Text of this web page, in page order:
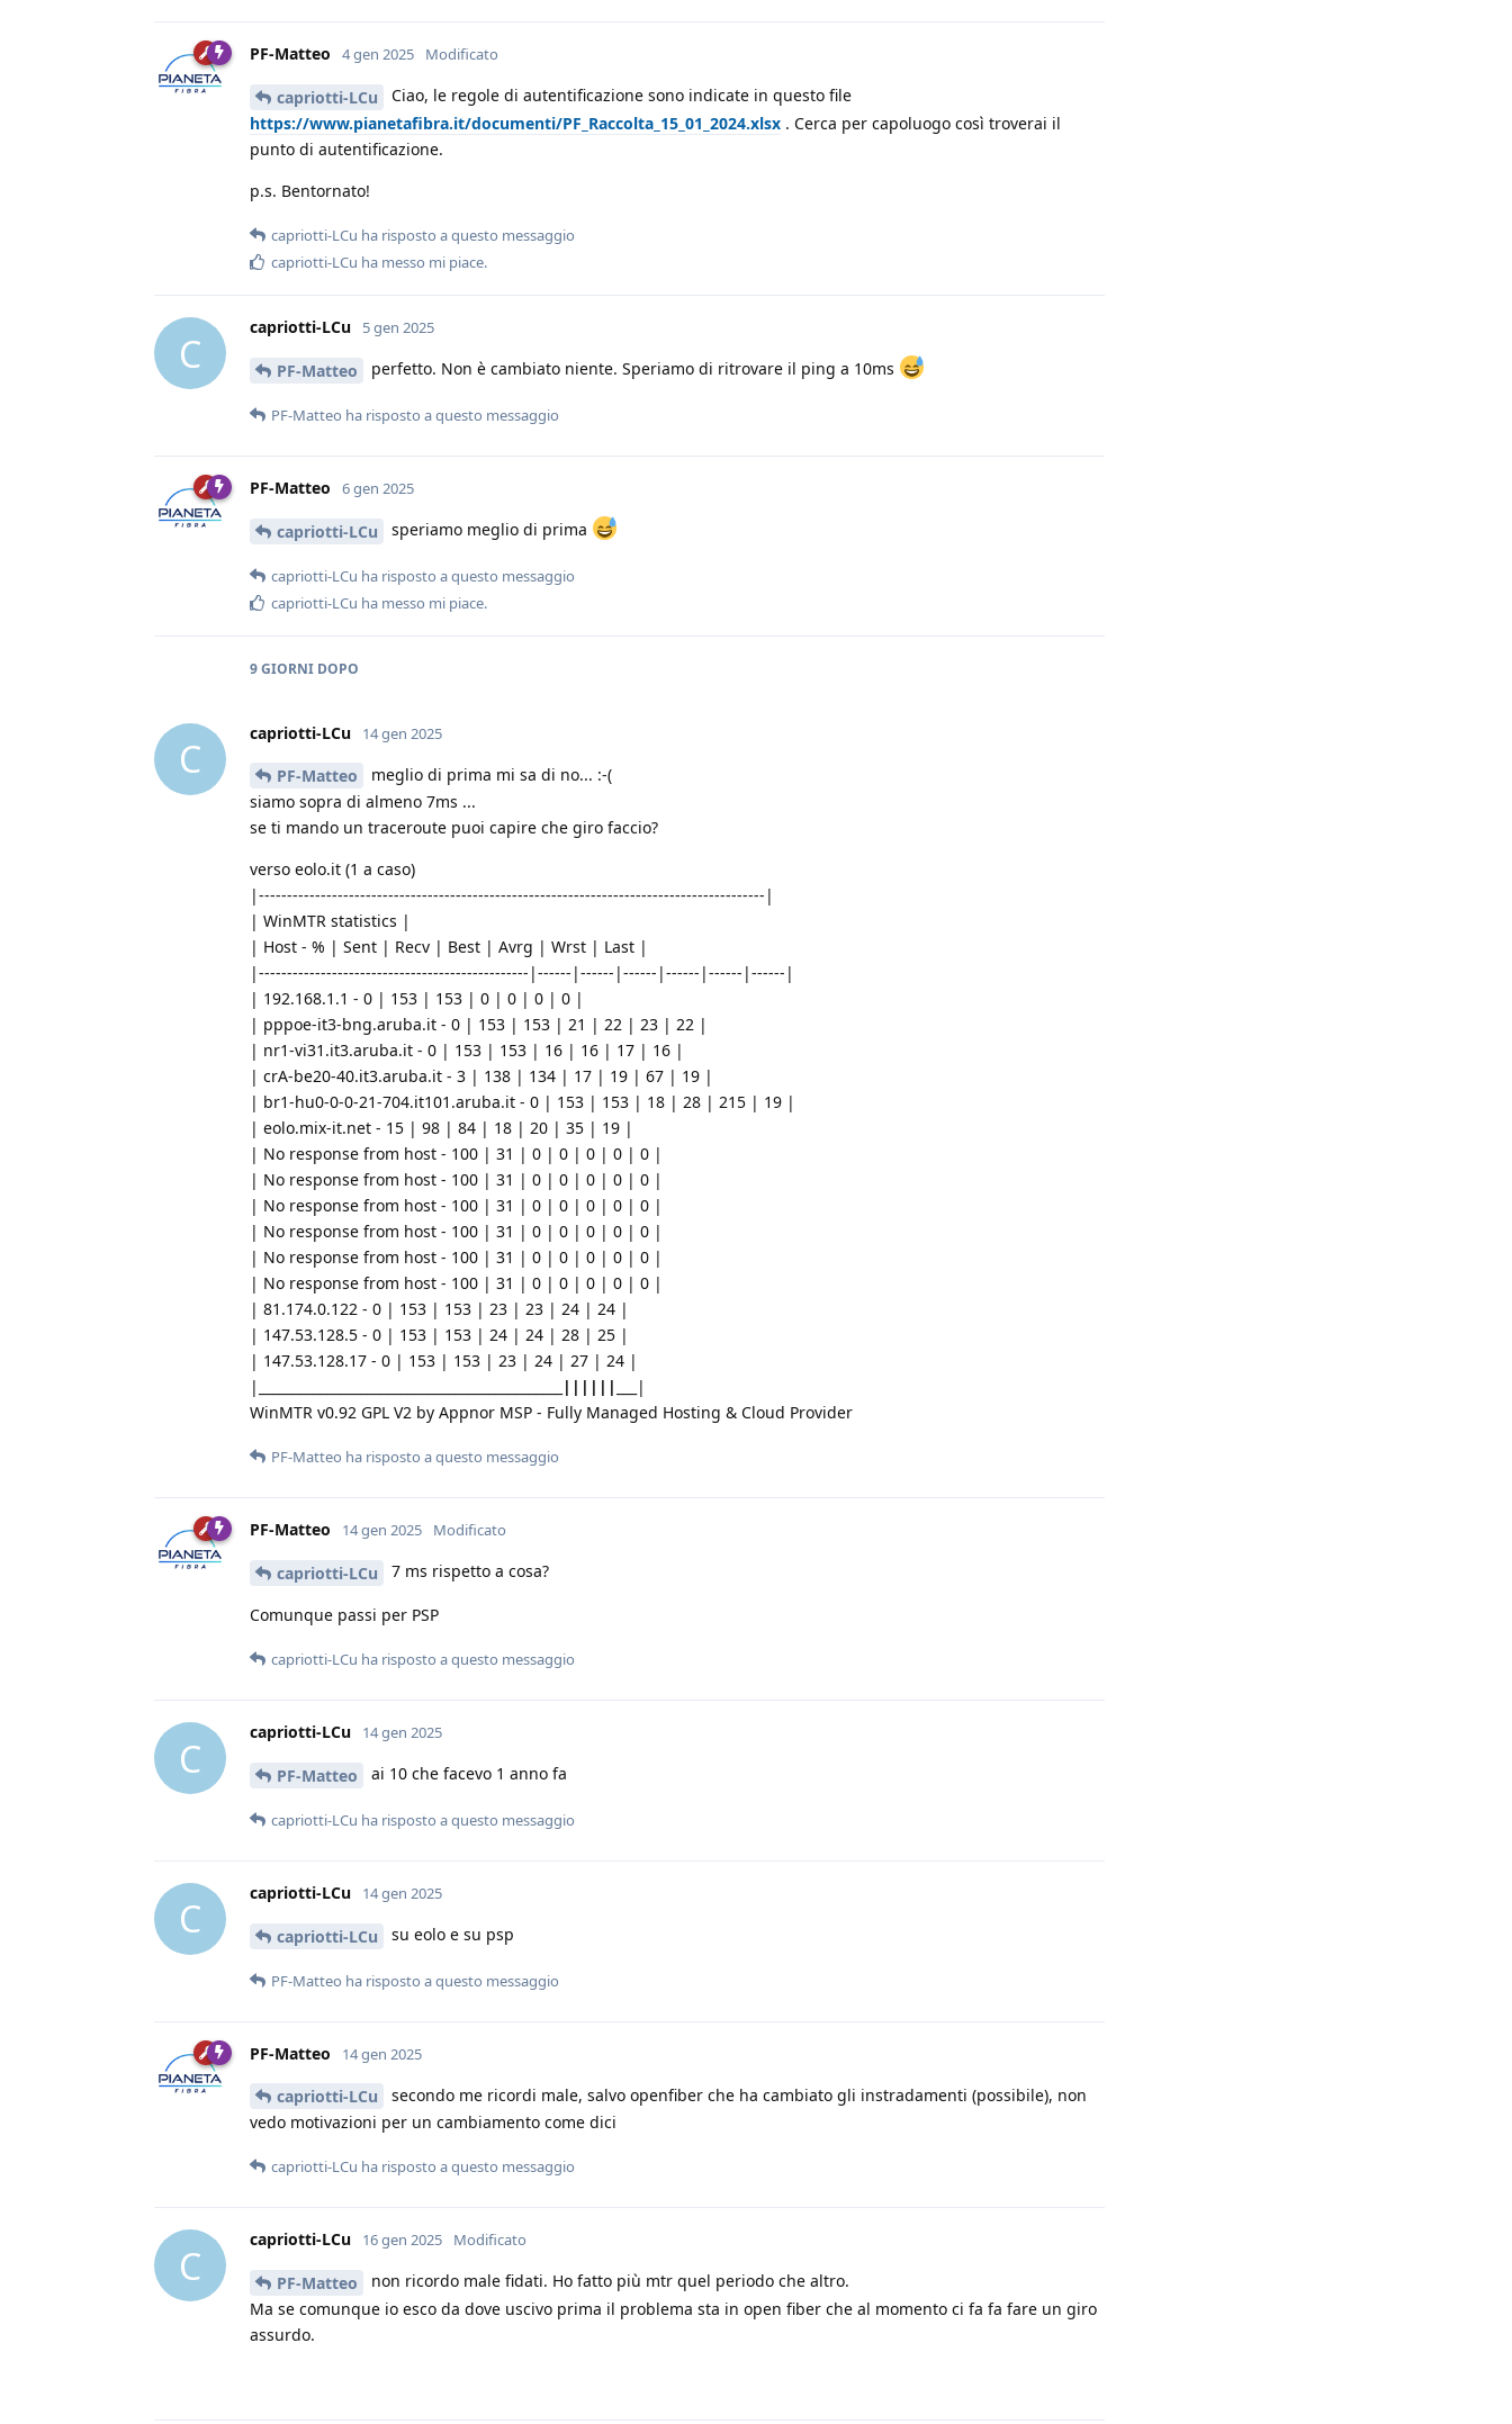
PF-Matteo 4 gen 2025 Modificato
capriotti-LCu
Ciao, le regole di autentificazione sono indicate in questo file
https://www.pianetafibra.it/documenti/PF_Raccolta_15_01_2024.xlsx . Cerca per capoluogo così troverai il
punto di autentificazione.
p.s. Bentornato!
capriotti-LCu ha risposto a questo messaggio
capriotti-LCu ha messo mi piace.
C
capriotti-LCu 5 gen 2025
PF-Matteo perfetto. Non è cambiato niente. Speriamo di ritrovare il ping a 10ms
PF-Matteo ha risposto a questo messaggio
PF-Matteo 6 gen 2025
capriotti-LCu speriamo meglio di prima
capriotti-LCu ha risposto a questo messaggio
capriotti-LCu ha messo mi piace.
9 GIORNI DOPO
C
capriotti-LCu 14 gen 2025
PF-Matteo
meglio di prima mi sa di no... :-(
siamo sopra di almeno 7ms ...
se ti mando un traceroute puoi capire che giro faccio?
verso eolo.it (1 a caso)
|------------------------------------------------------------------------------------------|
| WinMTR statistics |
| Host - % | Sent | Recv | Best | Avrg | Wrst | Last |
|------------------------------------------------|------|------|------|------|------|------|
| 192.168.1.1 - 0 | 153 | 153 | 0 | 0 | 0 | 0 |
| pppoe-it3-bng.aruba.it - 0 | 153 | 153 | 21 | 22 | 23 | 22 |
| nr1-vi31.it3.aruba.it - 0 | 153 | 153 | 16 | 16 | 17 | 16 |
| crA-be20-40.it3.aruba.it - 3 | 138 | 134 | 17 | 19 | 67 | 19 |
| br1-hu0-0-0-21-704.it101.aruba.it - 0 | 153 | 153 | 18 | 28 | 215 | 19 |
| eolo.mix-it.net - 15 | 98 | 84 | 18 | 20 | 35 | 19 |
| No response from host - 100 | 31 | 0 | 0 | 0 | 0 | 0 |
| No response from host - 100 | 31 | 0 | 0 | 0 | 0 | 0 |
| No response from host - 100 | 31 | 0 | 0 | 0 | 0 | 0 |
| No response from host - 100 | 31 | 0 | 0 | 0 | 0 | 0 |
| No response from host - 100 | 31 | 0 | 0 | 0 | 0 | 0 |
| No response from host - 100 | 31 | 0 | 0 | 0 | 0 | 0 |
| 81.174.0.122 - 0 | 153 | 153 | 23 | 23 | 24 | 24 |
| 147.53.128.5 - 0 | 153 | 153 | 24 | 24 | 28 | 25 |
| 147.53.128.17 - 0 | 153 | 153 | 23 | 24 | 27 | 24 |
|_____________________________________________
| | | | | |
___|
WinMTR v0.92 GPL V2 by Appnor MSP - Fully Managed Hosting & Cloud Provider
PF-Matteo ha risposto a questo messaggio
PF-Matteo 14 gen 2025 Modificato
capriotti-LCu 7 ms rispetto a cosa?
Comunque passi per PSP
capriotti-LCu ha risposto a questo messaggio
C
capriotti-LCu 14 gen 2025
PF-Matteo ai 10 che facevo 1 anno fa
capriotti-LCu ha risposto a questo messaggio
C
capriotti-LCu 14 gen 2025
capriotti-LCu su eolo e su psp
PF-Matteo ha risposto a questo messaggio
PF-Matteo 14 gen 2025
capriotti-LCu
secondo me ricordi male, salvo openfiber che ha cambiato gli instradamenti (possibile), non
vedo motivazioni per un cambiamento come dici
capriotti-LCu ha risposto a questo messaggio
C
capriotti-LCu 16 gen 2025 Modificato
PF-Matteo
non ricordo male fidati. Ho fatto più mtr quel periodo che altro.
Ma se comunque io esco da dove uscivo prima il problema sta in open fiber che al momento ci fa fa fare un giro
assurdo.